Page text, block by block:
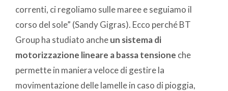
correnti, ci regoliamo sulle maree e seguiamo il
corso del sole” (Sandy Gigras). Ecco perché BT
Group ha studiato ancheun sistema di
motorizzazione lineare a bassa tensione che
permette in maniera veloce di gestire la
movimentazione delle lamelle in caso di pioggia,